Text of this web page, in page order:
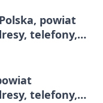
powiat
telefony,
telefony,